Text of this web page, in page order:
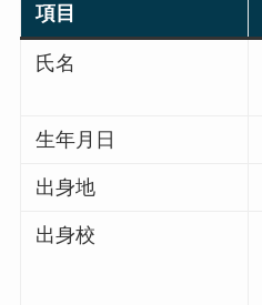
項目
氏名
生年月日
出身地
出身校